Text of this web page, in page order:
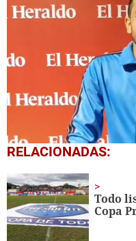
0
of
minutes,
38
seconds
RELACIONADAS:
Todo
Copa